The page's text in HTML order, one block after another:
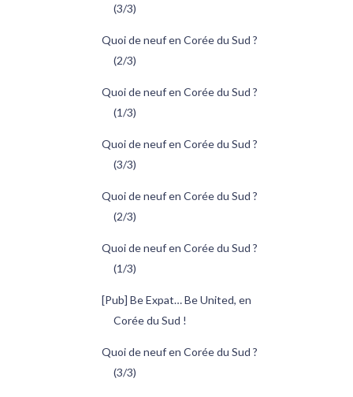
(3/3)
Quoi de neuf en Corée du Sud ?
(2/3)
Quoi de neuf en Corée du Sud ?
(1/3)
Quoi de neuf en Corée du Sud ?
(3/3)
Quoi de neuf en Corée du Sud ?
(2/3)
Quoi de neuf en Corée du Sud ?
(1/3)
[Pub] Be Expat… Be United, en
Corée du Sud !
Quoi de neuf en Corée du Sud ?
(3/3)